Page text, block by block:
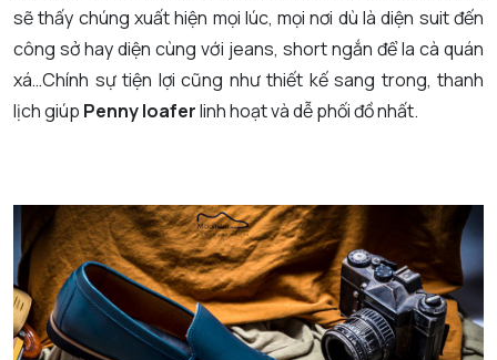
sẽ thấy chúng xuất hiện mọi lúc, mọi nơi dù là diện suit đến
công sở hay diện cùng với jeans, short ngắn để la cà quán
xá…Chính sự tiện lợi cũng như thiết kế sang trong, thanh
lịch giúp Penny loaferlinh hoạt và dễ phối đồ nhất.